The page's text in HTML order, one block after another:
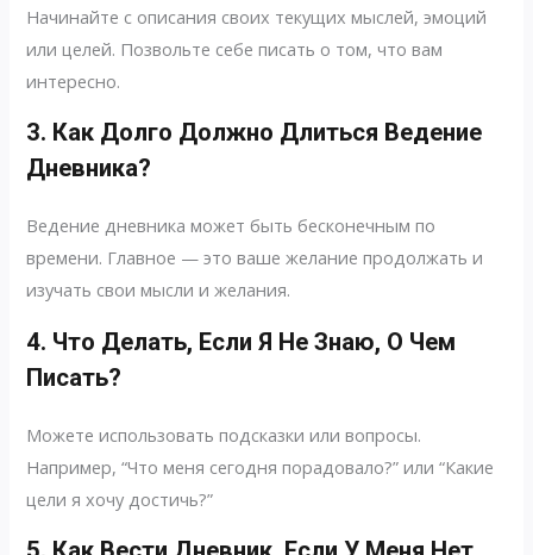
Начинайте с описания своих текущих мыслей, эмоций
или целей. Позвольте себе писать о том, что вам
интересно.
3. Как Долго Должно Длиться Ведение
Дневника?
Ведение дневника может быть бесконечным по
времени. Главное — это ваше желание продолжать и
изучать свои мысли и желания.
4. Что Делать, Если Я Не Знаю, О Чем
Писать?
Можете использовать подсказки или вопросы.
Например, “Что меня сегодня порадовало?” или “Какие
цели я хочу достичь?”